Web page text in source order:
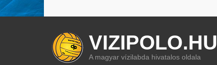
VIZIPOLO.HU
A magyar vízilabda hivatalos oldala